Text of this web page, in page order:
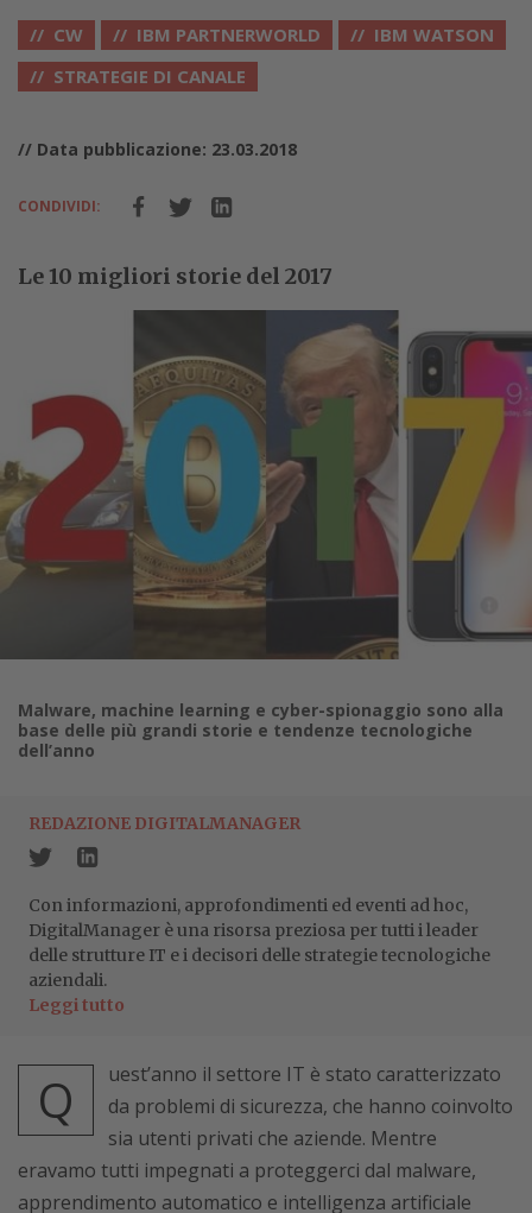
CW IBM PARTNERWORLD
IBM WATSON
STRATEGIE DI CANALE
// Data pubblicazione: 23.03.2018
CONDIVIDI:
Le 10 migliori storie del 2017
Malware, machine learning e cyber-spionaggio sono alla
base delle più grandi storie e tendenze tecnologiche
dell’anno
REDAZIONE DIGITALMANAGER
Con informazioni, approfondimenti ed eventi ad hoc,
DigitalManager è una risorsa preziosa per tutti i leader
delle strutture IT e i decisori delle strategie tecnologiche
aziendali.
Leggi tutto
Q
uest’anno il settore IT è stato caratterizzato
da problemi di sicurezza, che hanno coinvolto
sia utenti privati che aziende. Mentre
eravamo tutti impegnati a proteggerci dal malware,
apprendimento automatico e intelligenza artificiale